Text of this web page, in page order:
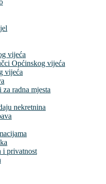
vijeća
Općinskog vijeća
vijeća
radna mjesta
nekretnina
i privatnost